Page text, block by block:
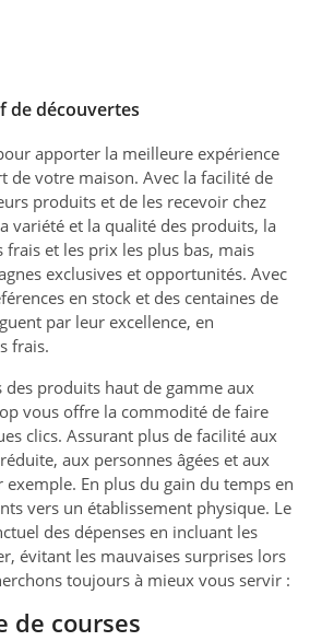
de découvertes
apporter la meilleure expérience
de votre maison. Avec la facilité de
produits et de les recevoir chez
variété et la qualité des produits, la
et les prix les plus bas, mais
exclusives et opportunités. Avec
en stock et des centaines de
par leur excellence, en
frais.
produits haut de gamme aux
vous offre la commodité de faire
clics. Assurant plus de facilité aux
aux personnes âgées et aux
En plus du gain du temps en
vers un établissement physique. Le
des dépenses en incluant les
évitant les mauvaises surprises lors
toujours à mieux vous servir :
de courses